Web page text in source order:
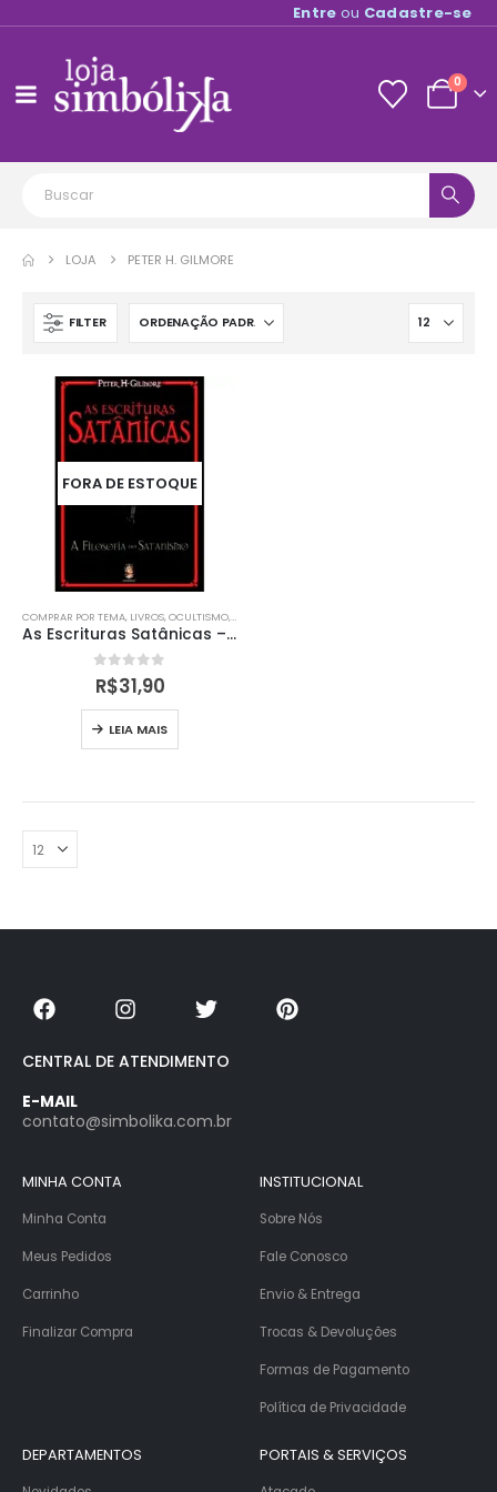
Entre ou Cadastre-se
0
LOJA PETER H. GILMORE
FILTER
FORA DE ESTOQUE
COMPRAR POR TEMA, LIVROS,OCULTISMO,
As Escrituras Satânicas – A Filosofia do Satanismo
0out of 5
R$31,90
LEIA MAIS
CENTRAL DE ATENDIMENTO
E-MAIL
contato@simbolika.com.br
MINHA CONTA
Minha Conta
Meus Pedidos
Carrinho
Finalizar Compra
INSTITUCIONAL
Sobre Nós
Fale Conosco
Envio & Entrega
Trocas & Devoluções
Formas de Pagamento
Política de Privacidade
DEPARTAMENTOS PORTAIS & SERVIÇOS